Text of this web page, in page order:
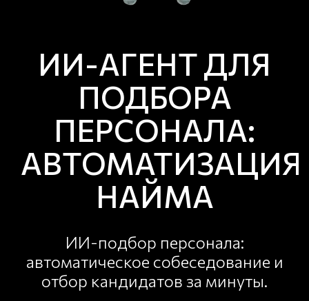
ИИ-АГЕНТ ДЛЯ
ПОДБОРА
ПЕРСОНАЛА:
АВТОМАТИЗАЦИЯ
НАЙМА
ИИ-подбор персонала:
автоматическое собеседование и
отбор кандидатов за минуты.